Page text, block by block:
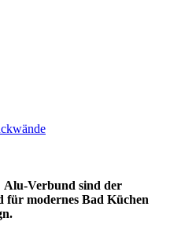
Alu-Verbund sind der
für modernes Bad Küchen